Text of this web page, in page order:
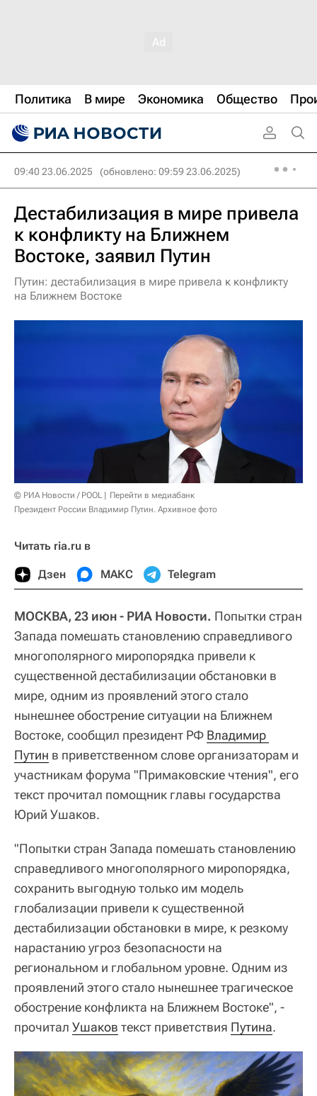
Политика В мире Экономика Общество
09:40 23.06.2025 (обновлено: 09:59 23.06.2025)
Дестабилизация в мире привела
к конфликту на Ближнем
Востоке, заявил Путин
Путин: дестабилизация в мире привела к конфликту
на Ближнем Востоке
© РИА Новости / POOL
Перейти в медиабанк
Президент России Владимир Путин. Архивное фото
Читать ria.ru в
Дзен МАКС Telegram
МОСКВА, 23 июн - РИА Новости. Попытки стран
Запада помешать становлению справедливого
многополярного миропорядка привели к
существенной дестабилизации обстановки в
мире, одним из проявлений этого стало
нынешнее обострение ситуации на Ближнем
Востоке, сообщил президент РФ Владимир
Путин в приветственном слове организаторам и
участникам форума "Примаковские чтения", его
текст прочитал помощник главы государства
Юрий Ушаков.
"Попытки стран Запада помешать становлению
справедливого многополярного миропорядка,
сохранить выгодную только им модель
глобализации привели к существенной
дестабилизации обстановки в мире, к резкому
нарастанию угроз безопасности на
региональном и глобальном уровне. Одним из
проявлений этого стало нынешнее трагическое
обострение конфликта на Ближнем Востоке", -
прочитал Ушаков текст приветствия Путина.